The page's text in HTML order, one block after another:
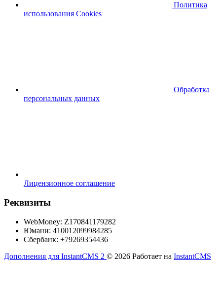
Политика
использования Cookies
Обработка
персональных данных
Лицензионное соглашение
Реквизиты
WebMoney: Z170841179282
Юмани: 410012099984285
Сбербанк: +79269354436
Дополнения для InstantCMS 2 © 2026 Работает на InstantCMS